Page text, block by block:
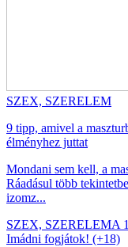
SZEX, SZERELEM
9 tipp, amivel a
élményhez juttat
Mondani sem kell, a
Ráadásul több
izomz...
SZEX, SZERELEMA
Imádni fogjátok! (+18)